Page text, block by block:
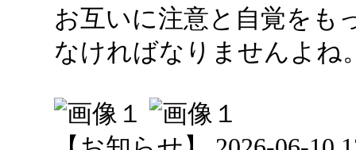
お互いに注意と自覚をも
なければなりませんよね